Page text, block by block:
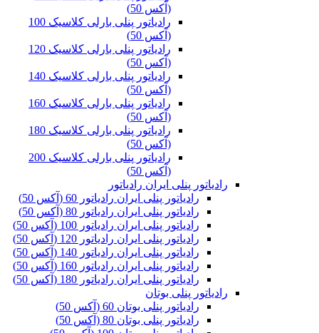
(آکس 50)
رادیاتور پنلی بارلی کلاسیک 100
(آکس 50)
رادیاتور پنلی بارلی کلاسیک 120
(آکس 50)
رادیاتور پنلی بارلی کلاسیک 140
(آکس 50)
رادیاتور پنلی بارلی کلاسیک 160
(آکس 50)
رادیاتور پنلی بارلی کلاسیک 180
(آکس 50)
رادیاتور پنلی بارلی کلاسیک 200
(آکس 50)
رادیاتور پنلی ایران رادیاتور
رادیاتور پنلی ایران رادیاتور 60 (آکس 50)
رادیاتور پنلی ایران رادیاتور 80 (آکس 50)
رادیاتور پنلی ایران رادیاتور 100 (آکس 50)
رادیاتور پنلی ایران رادیاتور 120 (آکس 50)
رادیاتور پنلی ایران رادیاتور 140 (آکس 50)
رادیاتور پنلی ایران رادیاتور 160 (آکس 50)
رادیاتور پنلی ایران رادیاتور 180 (آکس 50)
رادیاتور پنلی بوتان
رادیاتور پنلی بوتان 60 (آکس 50)
رادیاتور پنلی بوتان 80 (آکس 50)